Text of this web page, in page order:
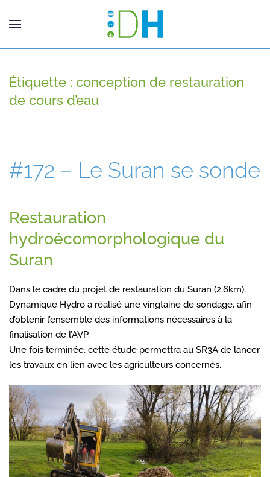
Étiquette : conception de restauration
de cours d’eau
#172 – Le Suran se sonde
Restauration
hydroécomorphologique du
Suran
Dans le cadre du projet de restauration du Suran (2.6km),
Dynamique Hydro a réalisé une vingtaine de sondage, afin
d’obtenir l’ensemble des informations nécessaires à la
finalisation de l’AVP.
Une fois terminée, cette étude permettra au SR3A de lancer
les travaux en lien avec les agriculteurs concernés.